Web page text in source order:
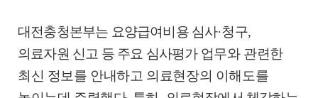
대전충청본부는 요양급여비용 심사·청구,
의료자원 신고 등 주요 심사평가 업무와 관련한
최신 정보를 안내하고 의료현장의 이해도를